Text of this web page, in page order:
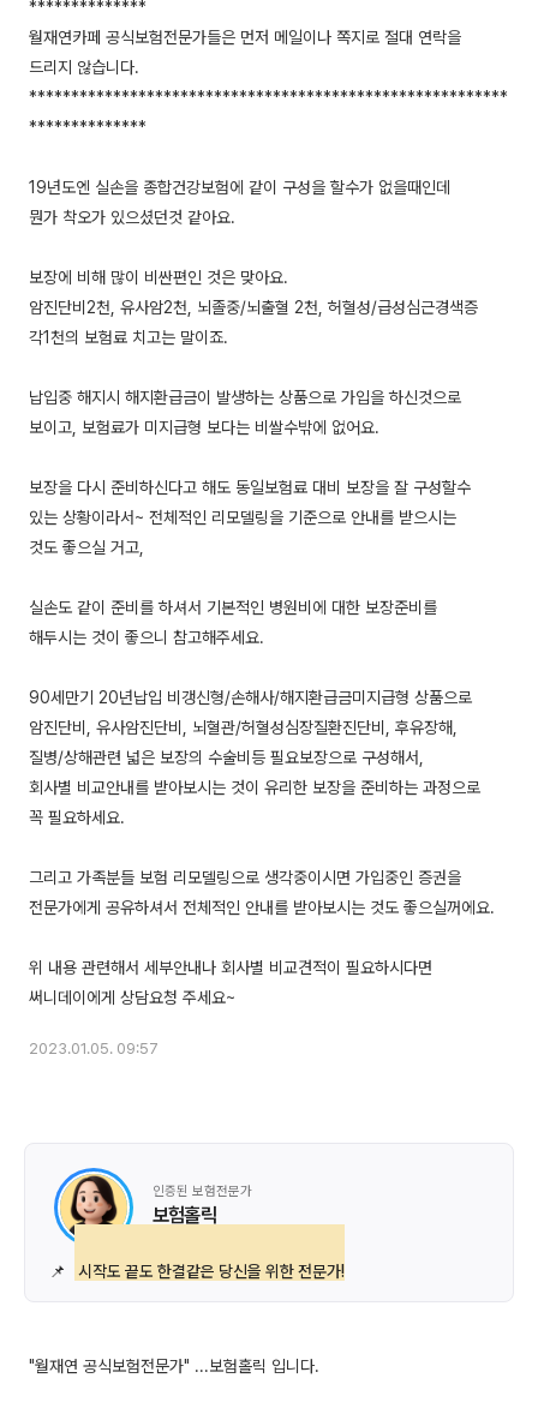
**************
월재연카페 공식보험전문가들은 먼저 메일이나 쪽지로 절대 연락을
드리지 않습니다.
*********************************************************
**************
19년도엔 실손을 종합건강보험에 같이 구성을 할수가 없을때인데
뭔가 착오가 있으셨던것 같아요.
보장에 비해 많이 비싼편인 것은 맞아요.
암진단비2천, 유사암2천, 뇌졸중/뇌출혈 2천, 허혈성/급성심근경색증
각1천의 보험료 치고는 말이죠.
납입중 해지시 해지환급금이 발생하는 상품으로 가입을 하신것으로
보이고, 보험료가 미지급형 보다는 비쌀수밖에 없어요.
보장을 다시 준비하신다고 해도 동일보험료 대비 보장을 잘 구성할수
있는 상황이라서~ 전체적인 리모델링을 기준으로 안내를 받으시는
것도 좋으실 거고,
실손도 같이 준비를 하셔서 기본적인 병원비에 대한 보장준비를
해두시는 것이 좋으니 참고해주세요.
90세만기 20년납입 비갱신형/손해사/해지환급금미지급형 상품으로
암진단비, 유사암진단비, 뇌혈관/허혈성심장질환진단비, 후유장해,
질병/상해관련 넓은 보장의 수술비등 필요보장으로 구성해서,
회사별 비교안내를 받아보시는 것이 유리한 보장을 준비하는 과정으로
꼭 필요하세요.
그리고 가족분들 보험 리모델링으로 생각중이시면 가입중인 증권을
전문가에게 공유하셔서 전체적인 안내를 받아보시는 것도 좋으실꺼에요.
위 내용 관련해서 세부안내나 회사별 비교견적이 필요하시다면
2023.01.05. 09:57
인증된 보험전문가
보험홀릭
📌 시작도 끝도 한결같은 당신을 위한 전문가!
"월재연 공식보험전문가" ...보험홀릭 입니다.